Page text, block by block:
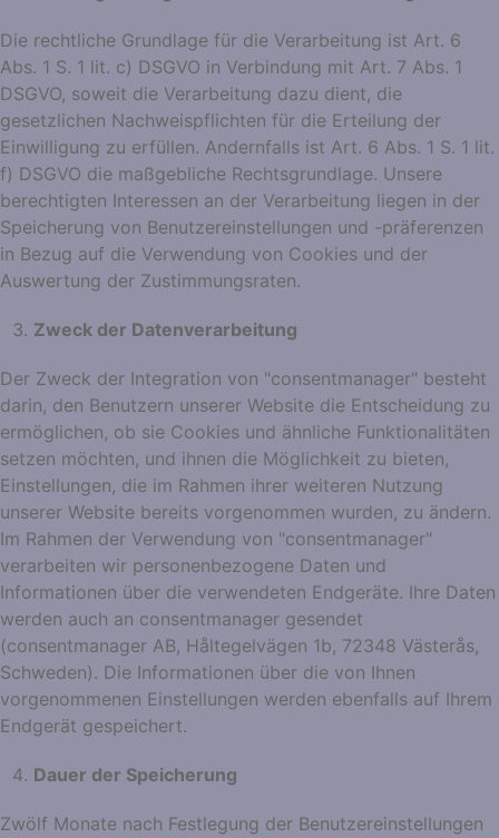
Die rechtliche Grundlage für die Verarbeitung ist Art. 6
Abs. 1 S. 1 lit. c) DSGVO in Verbindung mit Art. 7 Abs. 1
DSGVO, soweit die Verarbeitung dazu dient, die
gesetzlichen Nachweispflichten für die Erteilung der
Einwilligung zu erfüllen. Andernfalls ist Art. 6 Abs. 1 S. 1 lit.
f) DSGVO die maßgebliche Rechtsgrundlage. Unsere
berechtigten Interessen an der Verarbeitung liegen in der
Speicherung von Benutzereinstellungen und -präferenzen
in Bezug auf die Verwendung von Cookies und der
Auswertung der Zustimmungsraten.
Zweck der Datenverarbeitung
Der Zweck der Integration von "consentmanager" besteht
darin, den Benutzern unserer Website die Entscheidung zu
ermöglichen, ob sie Cookies und ähnliche Funktionalitäten
setzen möchten, und ihnen die Möglichkeit zu bieten,
Einstellungen, die im Rahmen ihrer weiteren Nutzung
unserer Website bereits vorgenommen wurden, zu ändern.
Im Rahmen der Verwendung von "consentmanager"
verarbeiten wir personenbezogene Daten und
Informationen über die verwendeten Endgeräte. Ihre Daten
werden auch an consentmanager gesendet
(consentmanager AB, Håltegelvägen 1b, 72348 Västerås,
Schweden). Die Informationen über die von Ihnen
vorgenommenen Einstellungen werden ebenfalls auf Ihrem
Endgerät gespeichert.
Dauer der Speicherung
Zwölf Monate nach Festlegung der Benutzereinstellungen